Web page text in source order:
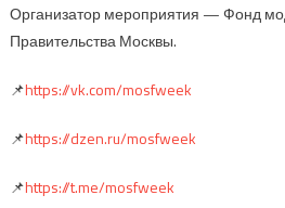
Организатор мероприятия — Фонд
Правительства Москвы.
📌https://vk.com/mosfweek
📌https://dzen.ru/mosfweek
📌https://t.me/mosfweek